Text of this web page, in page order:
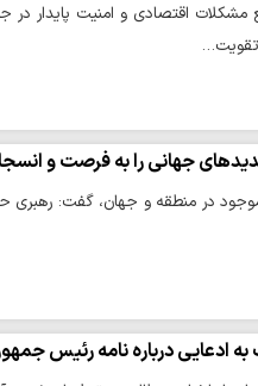
اقتصادی و امنیت پایدار
تقویت…
جهانی را به فرصت و
در منطقه و جهان، گفت: رهبری
ادعایی درباره نامه رئیس